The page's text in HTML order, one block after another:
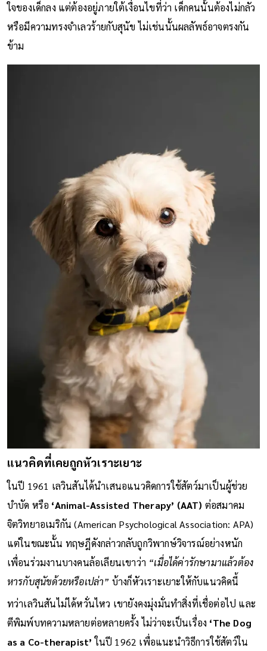
ใจของเด็กลง แต่ต้องอยู่ภายใต้เงื่อนไขที่ว่า เด็กคนนั้นต้องไม่กลัว
หรือมีความทรงจำเลวร้ายกับสุนัข ไม่เช่นนั้นผลลัพธ์อาจตรงกัน
ข้าม
แนวคิดที่เคยถูกหัวเราะเยาะ
ในปี 1961 เลวินสันได้นำเสนอแนวคิดการใช้สัตว์มาเป็นผู้ช่วย
บำบัด หรือ ‘Animal-Assisted Therapy’ (AAT) ต่อสมาคม
จิตวิทยาอเมริกัน (American Psychological Association: APA)
แต่ในขณะนั้น ทฤษฎีดังกล่าวกลับถูกวิพากษ์วิจารณ์อย่างหนัก
เพื่อนร่วมงานบางคนล้อเลียนเขาว่า “เมื่อได้ค่ารักษามาแล้วต้อง
หารกับสุนัขด้วยหรือเปล่า” บ้างก็หัวเราะเยาะให้กับแนวคิดนี้
ทว่าเลวินสันไม่ได้หวั่นไหว เขายังคงมุ่งมั่นทำสิ่งที่เชื่อต่อไป และ
ตีพิมพ์บทความหลายต่อหลายครั้ง ไม่ว่าจะเป็นเรื่อง ‘The Dog
as a Co-therapist’ ในปี 1962 เพื่อแนะนำวิธีการใช้สัตว์ใน